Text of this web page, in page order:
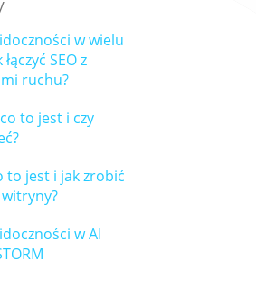
w wielu
SEO z
ruchu?
to jest i czy
to jest i jak zrobić
w AI